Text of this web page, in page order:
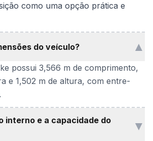
como uma opção prática e
do veículo? ▲
possui 3,566 m de comprimento,
e 1,502 m de altura, com entre-
interno e a capacidade do
▼